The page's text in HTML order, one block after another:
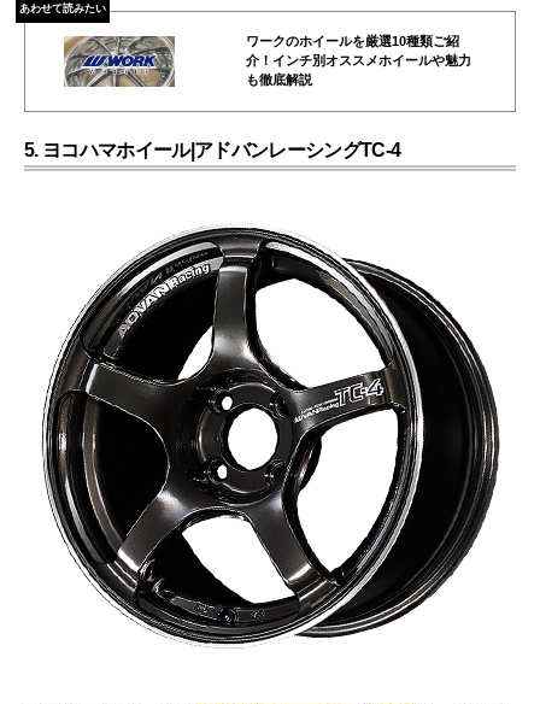
あわせて読みたい
ワークのホイールを厳選10種類ご紹
介！インチ別オススメホイールや魅力
も徹底解説
5. ヨコハマホイール|アドバンレーシングTC-4